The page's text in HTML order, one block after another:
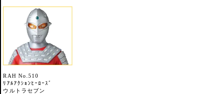
RAH No.510
ﾘｱﾙｱｸｼｮﾝﾋｰﾛｰｽﾞ
ウルトラセブン